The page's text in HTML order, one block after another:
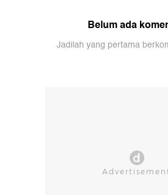
Belum ada
Jadilah yang pertama